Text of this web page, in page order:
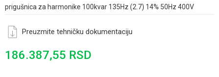
prigušnica za harmonike 100kvar 135Hz (2.7) 14% 50Hz 400V
Preuzmite tehničku dokumentaciju
186.387,55 RSD